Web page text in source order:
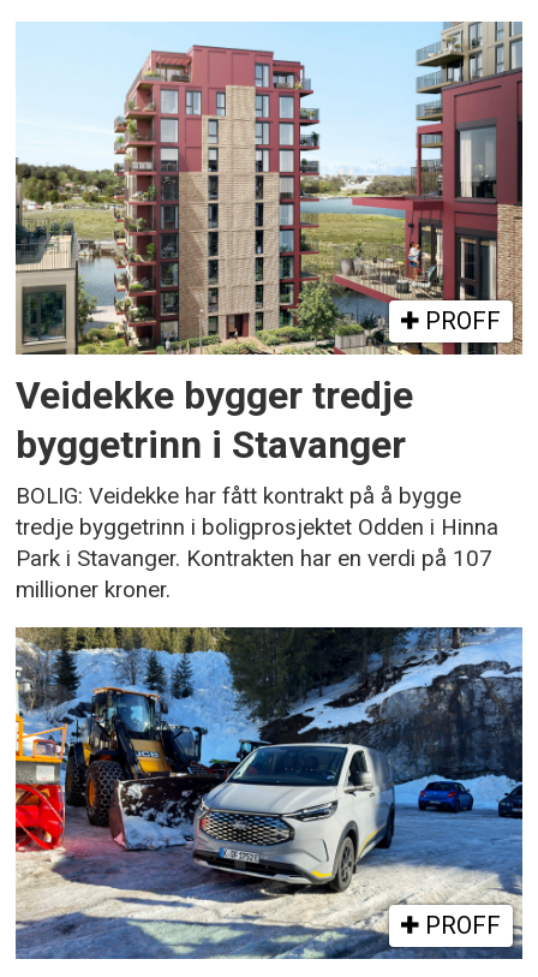
PROFF
Veidekke bygger tredje
byggetrinn i Stavanger
BOLIG: Veidekke har fått kontrakt på å bygge
tredje byggetrinn i boligprosjektet Odden i Hinna
Park i Stavanger. Kontrakten har en verdi på 107
millioner kroner.
PROFF